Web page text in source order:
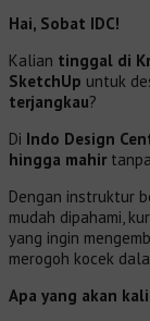
Hai, Sobat IDC!
Kalian tinggal di
SketchUp untuk
terjangkau?
Di Indo Design
hingga mahir
Dengan instruktur
mudah dipahami,
yang ingin
merogoh kocek
Apa yang akan